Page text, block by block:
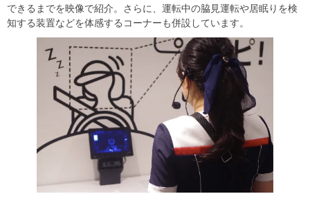
できるまでを映像で紹介。さらに、運転中の脇見運転や居眠りを検
知する装置などを体感するコーナーも併設しています。